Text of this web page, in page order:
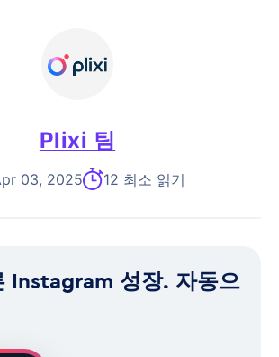
Plixi 팀
03, 2025 12 최소 읽기
Instagram 성장. 자동으